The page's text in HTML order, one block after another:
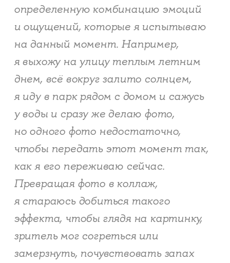
определенную комбинацию эмоций
и ощущений, которые я испытываю
на данный момент. Например,
я выхожу на улицу теплым летним
днем, всё вокруг залито солнцем,
я иду в парк рядом с домом и сажусь
у воды и сразу же делаю фото,
но одного фото недостаточно,
чтобы передать этот момент так,
как я его переживаю сейчас.
Превращая фото в коллаж,
я стараюсь добиться такого
эффекта, чтобы глядя на картинку,
зритель мог согреться или
замерзнуть, почувствовать запах